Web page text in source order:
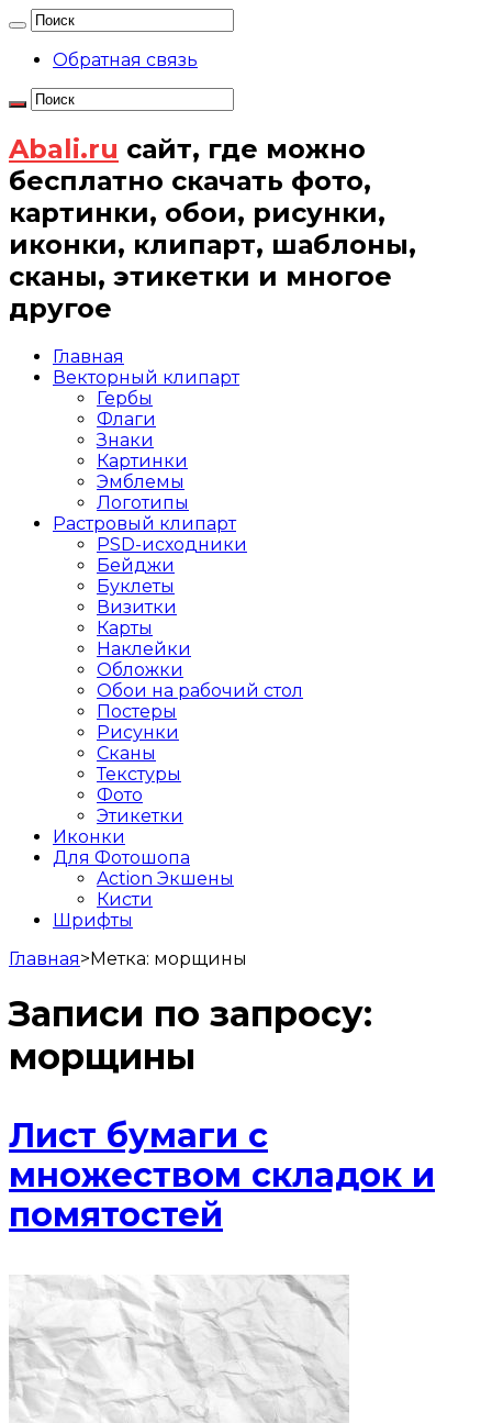
Обратная связь
Abali.ru сайт, где можно
бесплатно скачать фото,
картинки, обои, рисунки,
иконки, клипарт, шаблоны,
сканы, этикетки и многое
другое
Главная
Векторный клипарт
Гербы
Флаги
Знаки
Картинки
Эмблемы
Логотипы
Растровый клипарт
PSD-исходники
Бейджи
Буклеты
Визитки
Карты
Наклейки
Обложки
Обои на рабочий стол
Постеры
Рисунки
Сканы
Текстуры
Фото
Этикетки
Иконки
Для Фотошопа
Action Экшены
Кисти
Шрифты
Главная>Метка: морщины
Записи по запросу:
морщины
Лист бумаги с
множеством складок и
помятостей